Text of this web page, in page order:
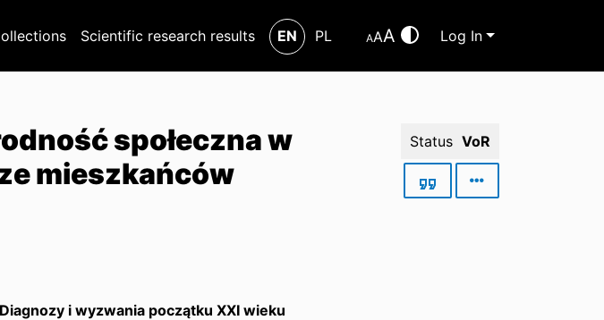
Scientific research results EN PL AAA Log In
społeczna w
mieszkańców
Status VoR
i wyzwania początku XXI wieku